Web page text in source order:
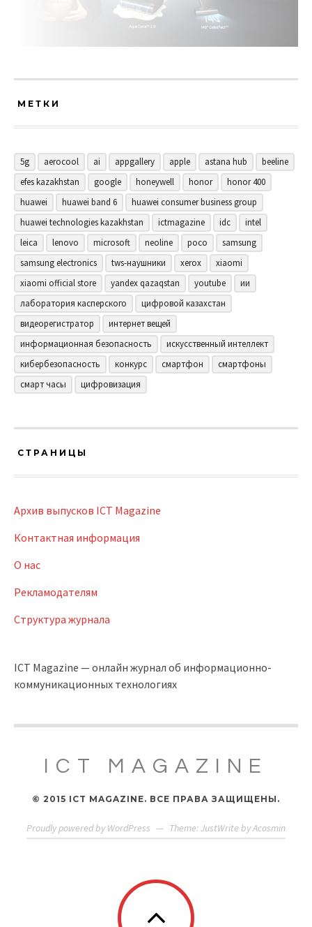
МЕТКИ
5g aerocool ai appgallery apple astana hub
beeline
efes kazakhstan
google honeywell honor
honor 400
huawei
huawei band 6
huawei consumer business group
huawei technologies kazakhstan
ictmagazine idc
intel
leica
lenovo microsoft neoline poco
samsung
samsung electronics
tws-наушники xerox
xiaomi
xiaomi official store
yandex qazaqstan youtube
ии
лаборатория касперского
цифровой казахстан
видеорегистратор
интернет вещей
информационная безопасность
искусственный интеллект
кибербезопасность
конкурс смартфон
смартфоны
смарт часы
цифровизация
СТРАНИЦЫ
Архив выпусков ICT Magazine
Контактная информация
О нас
Рекламодателям
Структура журнала
ICT Magazine — онлайн журнал об информационно-
коммуникационных технологиях
ICT MAGAZINE
© 2015 ICT MAGAZINE. ВСЕ ПРАВА ЗАЩИЩЕНЫ.
Proudly powered by WordPress — Theme: JustWrite byAcosmin